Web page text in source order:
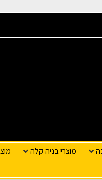
מוצרי בניה קלה